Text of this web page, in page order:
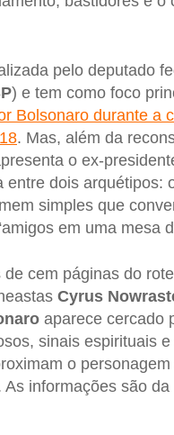
pelo deputado
) e tem como foco
Bolsonaro durante a
. Mas, além da
o ex-
entre dois arquétipos:
simples que
em uma mesa
cem páginas do
Cyrus
aparece cercado
sinais espirituais
o
As informações são da